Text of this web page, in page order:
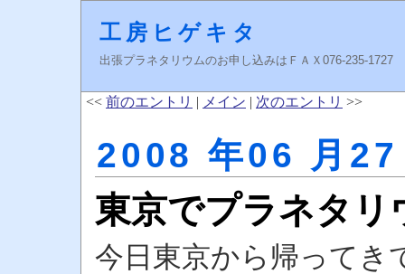
工房ヒゲキタ
出張プラネタリウムのお申し込みはＦＡＸ076-235-
<< 前のエントリ | メイン | 次のエントリ >>
2008 年06 月
東京でプラネタリ
今日東京から帰ってき